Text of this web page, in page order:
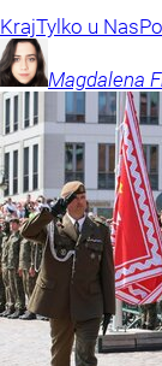
KrajTylko u Nas
Magdalena